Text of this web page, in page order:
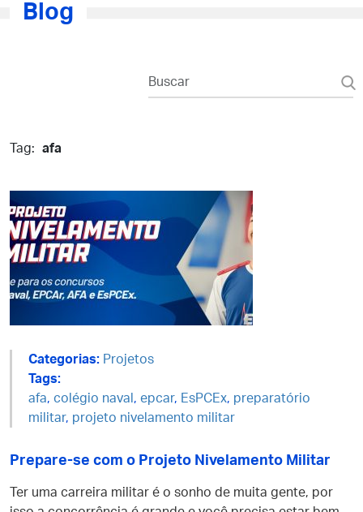
Blog
Tag: afa
Categorias: Projetos
Tags:
afa, colégio naval , epcar, EsPCEx, preparatório
militar, projeto nivelamento militar
Prepare-se com o Projeto Nivelamento Militar
Ter uma carreira militar é o sonho de muita gente, por